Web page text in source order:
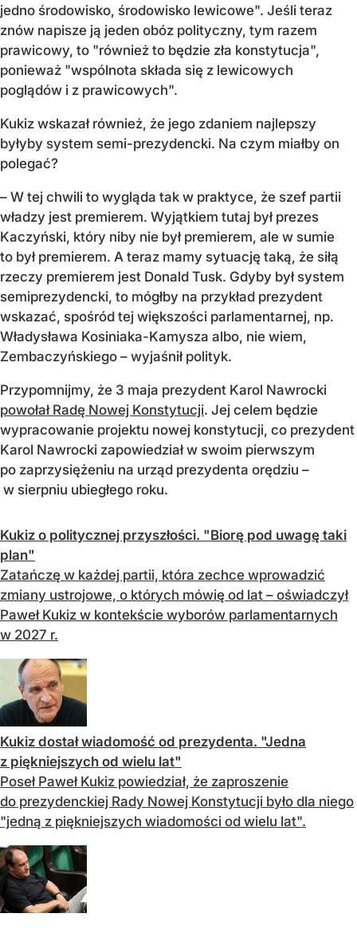
jedno środowisko, środowisko lewicowe". Jeśli teraz
znów napisze ją jeden obóz polityczny, tym razem
prawicowy, to "również to będzie zła konstytucja",
ponieważ "wspólnota składa się z lewicowych
poglądów i z prawicowych".
Kukiz wskazał również, że jego zdaniem najlepszy
byłyby system semi-prezydencki. Na czym miałby on
polegać?
– W tej chwili to wygląda tak w praktyce, że szef partii
władzy jest premierem. Wyjątkiem tutaj był prezes
Kaczyński, który niby nie był premierem, ale w sumie
to był premierem. A teraz mamy sytuację taką, że siłą
rzeczy premierem jest Donald Tusk. Gdyby był system
semiprezydencki, to mógłby na przykład prezydent
wskazać, spośród tej większości parlamentarnej, np.
Władysława Kosiniaka-Kamysza albo, nie wiem,
Zembaczyńskiego – wyjaśnił polityk.
Przypomnijmy, że 3 maja prezydent Karol Nawrocki
powołał Radę Nowej Konstytucji. Jej celem będzie
wypracowanie projektu nowej konstytucji, co prezydent
Karol Nawrocki zapowiedział w swoim pierwszym
po zaprzysiężeniu na urząd prezydenta orędziu –
w sierpniu ubiegłego roku.
Kukiz o politycznej przyszłości. "Biorę pod uwagę taki
plan"
Zatańczę w każdej partii, która zechce wprowadzić
zmiany ustrojowe, o których mówię od lat – oświadczył
Paweł Kukiz w kontekście wyborów parlamentarnych
w 2027 r.
Kukiz dostał wiadomość od prezydenta. "Jedna
z piękniejszych od wielu lat"
Poseł Paweł Kukiz powiedział, że zaproszenie
do prezydenckiej Rady Nowej Konstytucji było dla niego
"jedną z piękniejszych wiadomości od wielu lat".